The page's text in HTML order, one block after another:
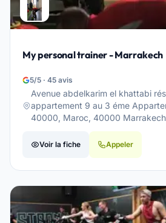
My personal trainer - Marrakech
5/5 · 45 avis
Avenue abdelkarim el khattabi
appartement 9 au 3 éme
40000, Maroc, 40000 Marrakech
Voir la fiche Appeler